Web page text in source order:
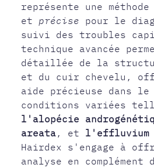
représente une méthode
et précise pour le
suivi des troubles
technique avancée
détaillée de la
et du cuir chevelu,
aide précieuse dans
conditions variées
l'alopécie
areata , et l'effluvium
Hairdex s'engage à
analyse en complément